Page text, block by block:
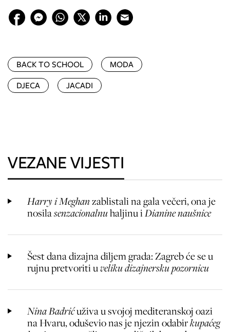
BACK TO SCHOOL
MODA
DJECA
JACADI
VEZANE VIJESTI
Harry i Meghanzablistali na gala večeri, ona je
nosilasenzacionalnuhaljinu iDianine naušnice
Šest dana dizajna diljem grada: Zagreb će se u
rujnu pretvoriti uveliku dizajnersku pozornicu
Nina Badrićuživa u svojoj mediteranskoj oazi
na Hvaru, oduševio nas je njezin odabirkupaćeg